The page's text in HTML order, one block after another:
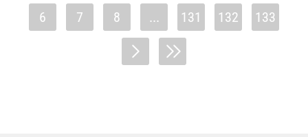
6 7 8 ... 131 132 133